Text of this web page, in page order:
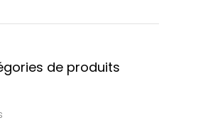
de produits